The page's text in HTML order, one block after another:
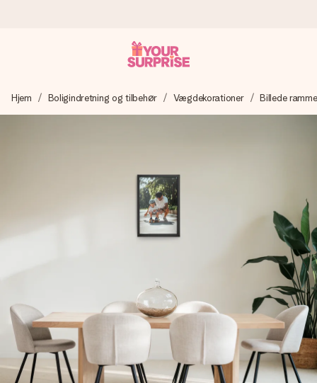
Vi laver din gave med omhu og sender den lynhurtigt – så
du kan give den på det helt rette tidspunkt, når den
4,7 (baseret på +15.000 anmeldelser)
Vores gaver inspirerer. Kunderne giver os 4,7 på Google
Gratis kort med hilsen
Lav noget særligt i blot få trin – med hendes navn, et
billede af dig eller en besked, der går lige i hendes hjerte.
Intet besvær men udelukkende en masse kærlighed i
øjeblikket.
Hjem Boligindretning og tilbehør Vægdekorationer Billede